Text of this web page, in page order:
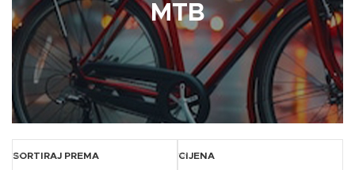
MTB
SORTIRAJ PREMA CIJENA